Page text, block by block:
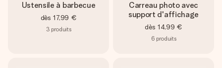
Ustensile à barbecue
dès 17,99 €
3 produits
Carreau photo avec
support d'affichage
dès 14,99 €
6 produits